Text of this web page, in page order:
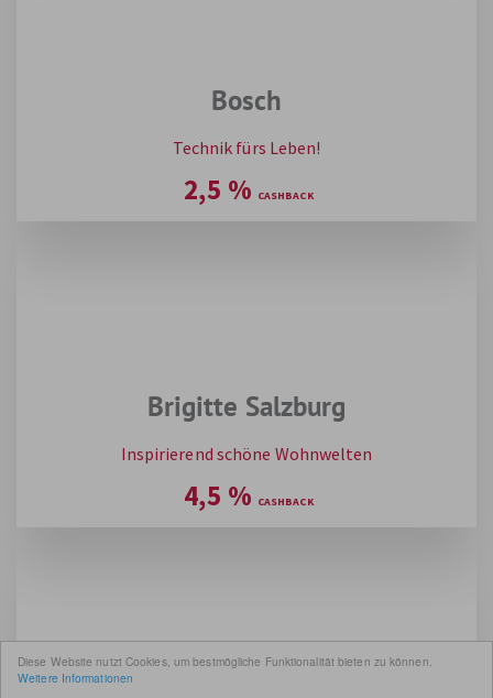
Diese Website nutzt Cookies, um bestmögliche Funktionalität bieten zu können.
Weitere Informationen
Bosch
Technik fürs Leben!
2,5 %
Brigitte Salzburg
Inspirierend schöne Wohnwelten
4,5 %